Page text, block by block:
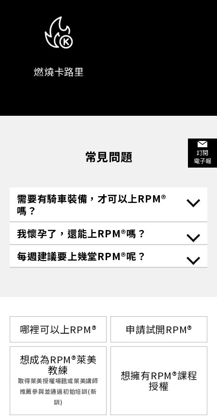
訂閱
電子報
燃燒卡路里
常見問題
需要有騎車裝備，才可以上RPM®
嗎？
我懷孕了，還能上RPM®嗎？
每週建議要上幾堂RPM®呢？
哪裡可以上RPM® 申請試開RPM®
想成為RPM®萊美
教練
取得萊美授權場館或萊美講師
推薦參與並通過初始培訓(新
訓)
想擁有RPM®課程
授權